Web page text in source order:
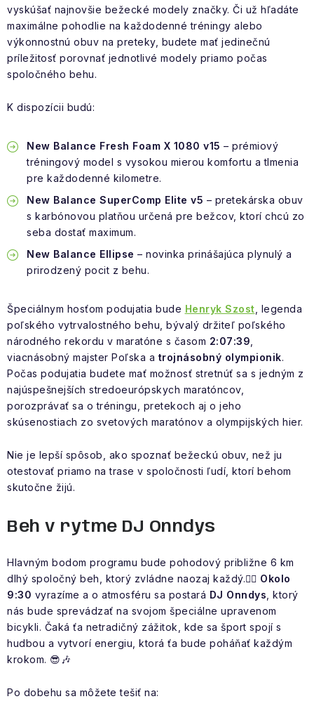
vyskúšať najnovšie bežecké modely značky. Či už hľadáte
maximálne pohodlie na každodenné tréningy alebo
výkonnostnú obuv na preteky, budete mať jedinečnú
príležitosť porovnať jednotlivé modely priamo počas
spoločného behu.
K dispozícii budú:
New Balance Fresh Foam X 1080 v15 – prémiový
tréningový model s vysokou mierou komfortu a tlmenia
pre každodenné kilometre.
New Balance SuperComp Elite v5 – pretekárska obuv
s karbónovou platňou určená pre bežcov, ktorí chcú zo
seba dostať maximum.
New Balance Ellipse – novinka prinášajúca plynulý a
prirodzený pocit z behu.
Špeciálnym hosťom podujatia bude Henryk Szost , legenda
poľského vytrvalostného behu, bývalý držiteľ poľského
národného rekordu v maratóne s časom 2:07:39
viacnásobný majster Poľska a trojnásobný olympionik.
Počas podujatia budete mať možnosť stretnúť sa s jedným z
najúspešnejších stredoeurópskych maratóncov,
porozprávať sa o tréningu, pretekoch aj o jeho
skúsenostiach zo svetových maratónov a olympijských hier.
Nie je lepší spôsob, ako spoznať bežeckú obuv, než ju
otestovať priamo na trase v spoločnosti ľudí, ktorí behom
skutočne žijú.
Beh v rytme DJ Onndys
Hlavným bodom programu bude pohodový približne 6 km
dlhý spoločný beh , ktorý zvládne naozaj každý.🏃‍♀️ Okolo
9:30 vyrazíme a o atmosféru sa postará DJ Onndys , ktorý
nás bude sprevádzať na svojom špeciálne upravenom
bicykli. Čaká ťa netradičný zážitok, kde sa šport spojí s
hudbou a vytvorí energiu, ktorá ťa bude poháňať každým
krokom. 😎🎶
Po dobehu sa môžete tešiť na: